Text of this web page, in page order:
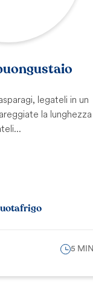
legateli in un
la lunghezza
5 MIN